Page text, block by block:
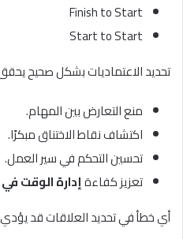
Finish to Start
Start to Start
تحديد الاعتماديات بشكل صحيح
منع التعارض بين المهام.
اكتشاف نقاط الاختناق مبكرًا.
تحسين التحكم في سير العمل.
تعزيز كفاءةإدارة الوقت
أي خطأ في تحديد العلاقات قد